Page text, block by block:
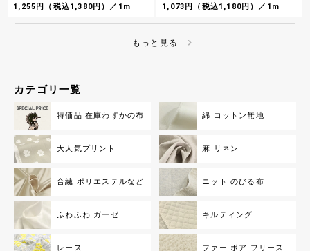
シルキーな手触りとドレープ感が特徴の加工を施
ャツ・ワンピース・ブラウス・スカートなど雰囲
気のあるお洋服づくりにおすすめです
どの雰囲気あるお洋服づくりにおすすめです
水彩アップルのオックスプリント
水彩タッチで描かれた、爽やかで美味しそうな
「りんご」モチーフのオックスプリント生地です
664円（税込730円）／1m
Exclusive Collection コーデュロイプリント
「ペルレ・ブーケ」
【HOKKOH(北高)】 色とりどりの小花模様が美し
い細畝コールテンプリント生地です 秋冬のソーイ
ングにご活用くださいませ1,528円（税込1,680円）／1m
リント
産決定！ 流れるような線と花々、そして猫が美し
ピアが入荷しました★
1,400円（税込1,540円）／1m
がすべて猫になったかわいいデジタルシーチング
プリント生地です こちらはドキドキなお話が展開
されていく「赤ずきんちゃん」柄です
『Hoyoka』Snow White Catのシーチングプリ
【FAIRY TALE DE NYA（フェアリーテイルだニ
ャー）】 ■復刻再生産決定！ おとぎ話の登場人物
がすべて猫になったかわいいデジタルシーチング
プリント生地です こちらはワクワクなお話が展開
されていく「白雪姫」柄です
1,400円（税込1,540円）／1m
『Hoyoka』Alice in Nyanderlandのシーチン
【FAIRY TALE DE NYA（フェアリーテイルだニ
ャー）】 ■復刻再生産決定！ おとぎ話の登場人物
がすべて猫になったかわいいデジタルシーチング
プリント生地です こちらは愉快で不思議な登場人
1,400円（税込1,540円）／1m
1,255円（税込1,380円）／1m 1,073円（税込1,180円）／1m
もっと見る
カテゴリ一覧
特価品 在庫わずかの布 綿 コットン無地
大人気プリント 麻 リネン
合繊 ポリエステルなど ニット のびる布
ふわふわ ガーゼ キルティング
レース ファー ボア フリース